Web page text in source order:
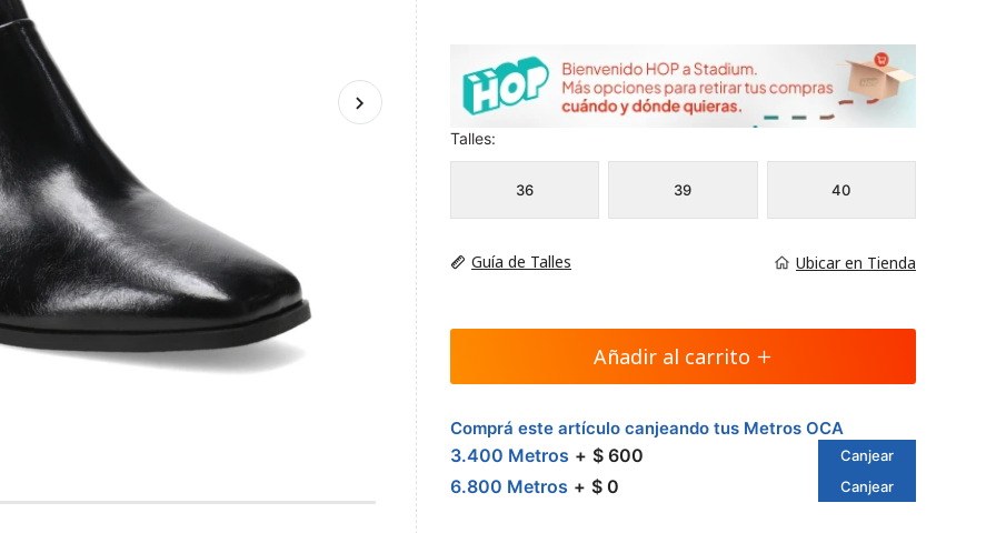
Talles:
36 39 40
Guía de Talles Ubicar en Tienda
Añadir al carrito
Comprá este artículo canjeando tus Metros OCA
3.400 Metros $ 600 Canjear
6.800 Metros $ 0 Canjear